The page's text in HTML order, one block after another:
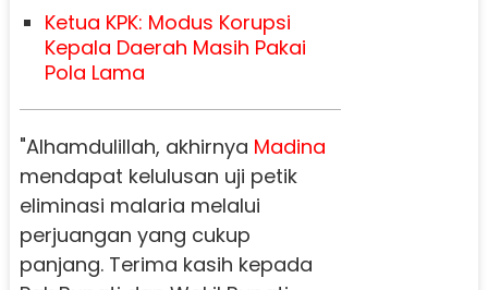
Ketua KPK: Modus Korupsi
Kepala Daerah Masih Pakai
Pola Lama
"Alhamdulillah, akhirnya Madina
mendapat kelulusan uji petik
eliminasi malaria melalui
perjuangan yang cukup
panjang. Terima kasih kepada